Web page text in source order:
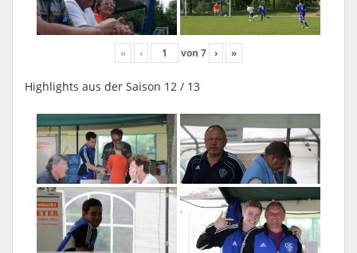
« ‹ von 7 › »
Highlights aus der Saison 12 / 13